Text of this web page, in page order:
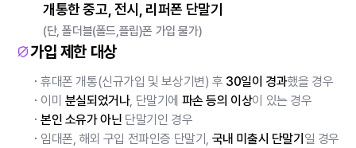
개통한 중고, 전시, 리퍼폰 단말기
(단, 폴더블(폴드,플립)폰 가입 불가)
가입 제한 대상
휴대폰 개통(신규가입 및 보상기변) 후 30일이 경과했을 경우
이미 분실되었거나, 단말기에 파손 등의 이상이 있는 경우
본인 소유가 아닌 단말기인 경우
임대폰, 해외 구입 전파인증 단말기, 국내 미출시 단말기 일 경우